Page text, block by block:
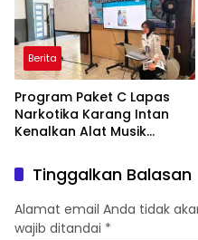
Berita
Program Paket C Lapas
Narkotika Karang Intan
Kenalkan Alat Musik
BinaanTinggalkan Balasan
Alamat email Anda tidak
wajib ditandai *